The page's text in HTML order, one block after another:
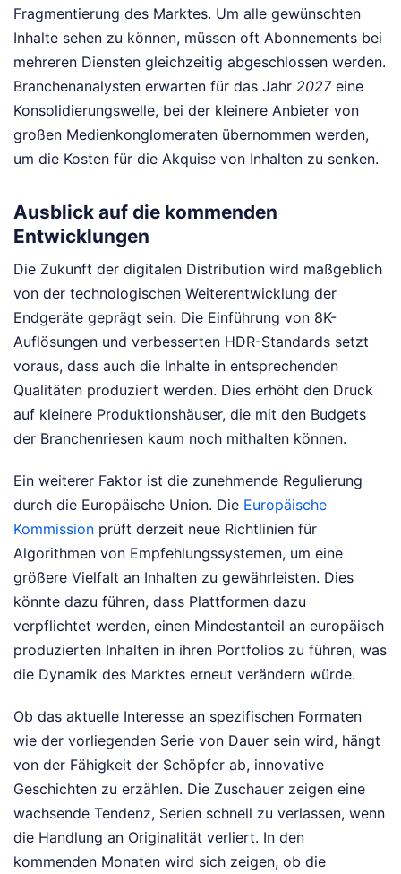
Fragmentierung des Marktes. Um alle gewünschten
Inhalte sehen zu können, müssen oft Abonnements bei
mehreren Diensten gleichzeitig abgeschlossen werden.
Branchenanalysten erwarten für das Jahr 2027eine
Konsolidierungswelle, bei der kleinere Anbieter von
großen Medienkonglomeraten übernommen werden,
um die Kosten für die Akquise von Inhalten zu senken.
Ausblick auf die kommenden
Entwicklungen
Die Zukunft der digitalen Distribution wird maßgeblich
von der technologischen Weiterentwicklung der
Endgeräte geprägt sein. Die Einführung von 8K-
Auflösungen und verbesserten HDR-Standards setzt
voraus, dass auch die Inhalte in entsprechenden
Qualitäten produziert werden. Dies erhöht den Druck
auf kleinere Produktionshäuser, die mit den Budgets
der Branchenriesen kaum noch mithalten können.
Ein weiterer Faktor ist die zunehmende Regulierung
durch die Europäische Union. Die Europäische
Kommission prüft derzeit neue Richtlinien für
Algorithmen von Empfehlungssystemen, um eine
größere Vielfalt an Inhalten zu gewährleisten. Dies
könnte dazu führen, dass Plattformen dazu
verpflichtet werden, einen Mindestanteil an europäisch
produzierten Inhalten in ihren Portfolios zu führen, was
die Dynamik des Marktes erneut verändern würde.
Ob das aktuelle Interesse an spezifischen Formaten
wie der vorliegenden Serie von Dauer sein wird, hängt
von der Fähigkeit der Schöpfer ab, innovative
Geschichten zu erzählen. Die Zuschauer zeigen eine
wachsende Tendenz, Serien schnell zu verlassen, wenn
die Handlung an Originalität verliert. In den
kommenden Monaten wird sich zeigen, ob die